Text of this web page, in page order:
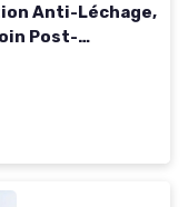
Anti-Léchage,
Post-